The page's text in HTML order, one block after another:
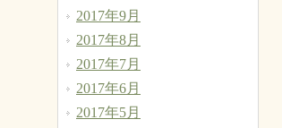
2017年9月
2017年8月
2017年7月
2017年6月
2017年5月